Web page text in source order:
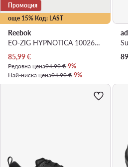
още 15% Код: LAST
Промоция
Reebok
EO-ZIG HYPNOTICA 100263343 · Маратонки за бягане
Актуална цена
85,99€
Редовна цена94,99 €-9%
Най-ниска цена94,99 €-9%